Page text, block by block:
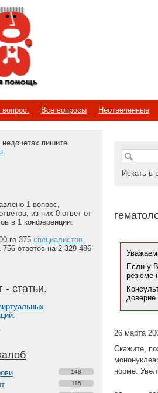
помощь
Все вопросы Неотвеченные
пишите
.
1 вопрос,
из них 0 ответ от
в 1 конференции.
го 375 специалистов
756 ответов на 2 329 486
- статьи.
148
115
Искать в
Если у
резюме
доверие
26 марта
Скажите,
норме.